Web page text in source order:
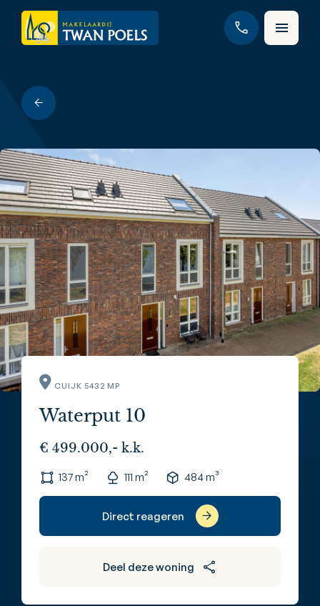
CUIJK 5432 MP
Waterput 10
€ 499.000,- k.k.
137 m² 111 m² 484 m³
Direct reageren
Deel deze woning